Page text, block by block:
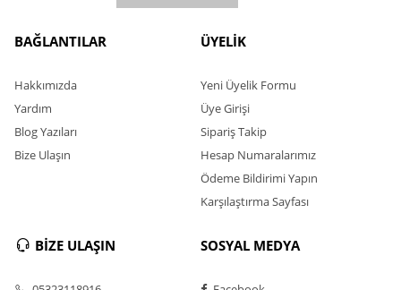
BAĞLANTILAR
Hakkımızda
Yardım
Blog Yazıları
Bize Ulaşın
ÜYELİK
Yeni Üyelik Formu
Üye Girişi
Sipariş Takip
Hesap Numaralarımız
Ödeme Bildirimi Yapın
Karşılaştırma Sayfası
BİZE ULAŞIN SOSYAL MEDYA